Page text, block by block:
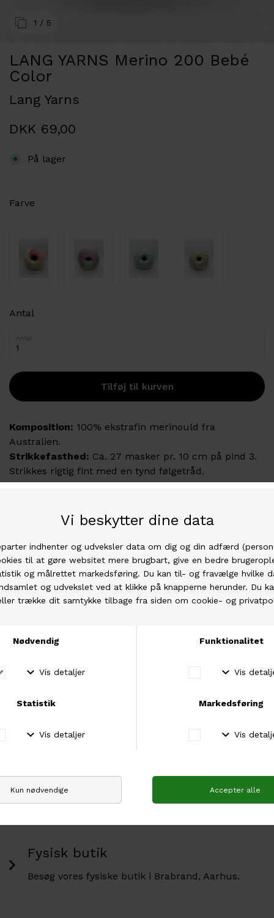
1 / 5
LANG YARNS Merino 200 Bebé
Color
Lang Yarns
DKK 69,00
På lager
Farve
Antal
Antal
Komposition: 100% ekstrafin merinould fra
Australien.
Strikkefasthed: Ca. 27 masker pr. 10 cm på pind 3.
Strikkes rigtig fint med en tynd følgetråd.
Løbelængde:Ca. 203m pr. 50g
Superblød ekstrafin merinould med det fineste
farveskift. I den fysiske garnbutik er det altid de her
nøgler de yngste kunder drages mod. og garnet er
også helt perfekt til børnestrik.\
Vi har den bedste garn i den højeste kvalitet.
Fri fragt over 500 kr
Hos os er der fri fragt ved køb for mere end 500
Fysisk butik
Besøg vores fysiske butik i Brabrand, Aarhus.